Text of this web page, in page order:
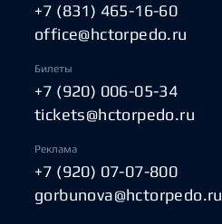
+7 (831) 465-16-60
office@hctorpedo.ru
Билеты
+7 (920) 006-05-34
tickets@hctorpedo.ru
Реклама
+7 (920) 07-07-800
gorbunova@hctorpedo.ru